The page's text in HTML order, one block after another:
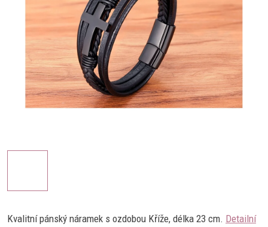
Kvalitní pánský náramek s ozdobou Kříže, délka 23 cm. Detailní